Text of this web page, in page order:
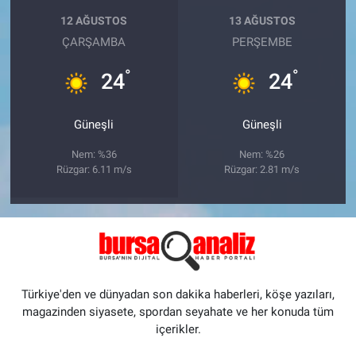
12 AĞUSTOS
ÇARŞAMBA
24°
Güneşli
Nem: %36
Rüzgar: 6.11 m/s
13 AĞUSTOS
PERŞEMBE
24°
Güneşli
Nem: %26
Rüzgar: 2.81 m/s
Türkiye'den ve dünyadan son dakika haberleri, köşe yazıları,
magazinden siyasete, spordan seyahate ve her konuda tüm
içerikler.